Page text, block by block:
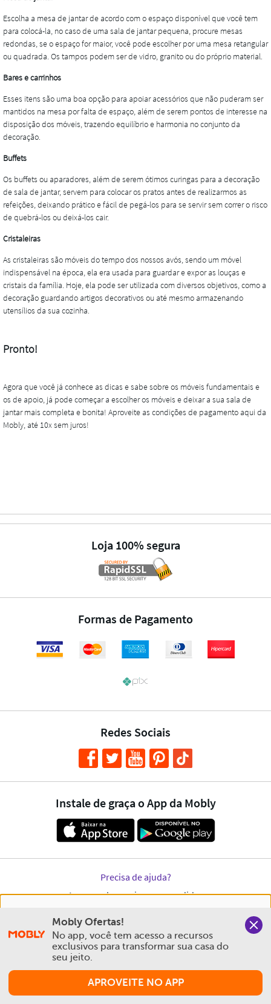
experiência na Mobly. Quando você navega no nosso site,
aceita esta condição
Política de Privacidade e Cookies
Mobly Ofertas!
No app, você tem acesso a recursos
exclusivos para transformar sua casa do
seu jeito.
APROVEITE NO APP